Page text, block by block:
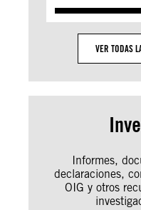
VER TODAS
Informes,
declaraciones,
OIG y otros